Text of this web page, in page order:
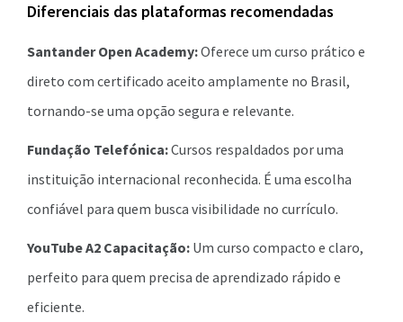
Diferenciais das plataformas recomendadas
Santander Open Academy:Oferece um curso prático e
direto com certificado aceito amplamente no Brasil,
tornando-se uma opção segura e relevante.
Fundação Telefónica:Cursos respaldados por uma
instituição internacional reconhecida. É uma escolha
confiável para quem busca visibilidade no currículo.
YouTube A2 Capacitação: Um curso compacto e claro,
perfeito para quem precisa de aprendizado rápido e
eficiente.